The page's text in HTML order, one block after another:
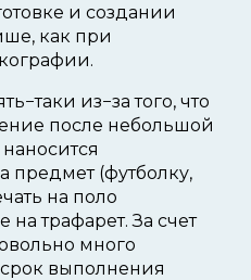
и создании
как при
из−за того, что
после небольшой
предмет (футболку,
на поло
на трафарет. За счет
много
выполнения